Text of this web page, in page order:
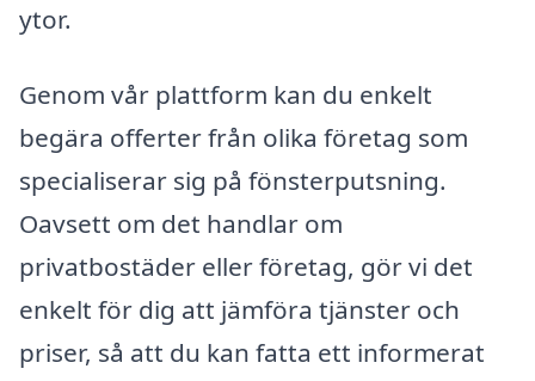
ytor.
Genom vår plattform kan du enkelt
begära offerter från olika företag som
specialiserar sig på fönsterputsning.
Oavsett om det handlar om
privatbostäder eller företag, gör vi det
enkelt för dig att jämföra tjänster och
priser, så att du kan fatta ett informerat